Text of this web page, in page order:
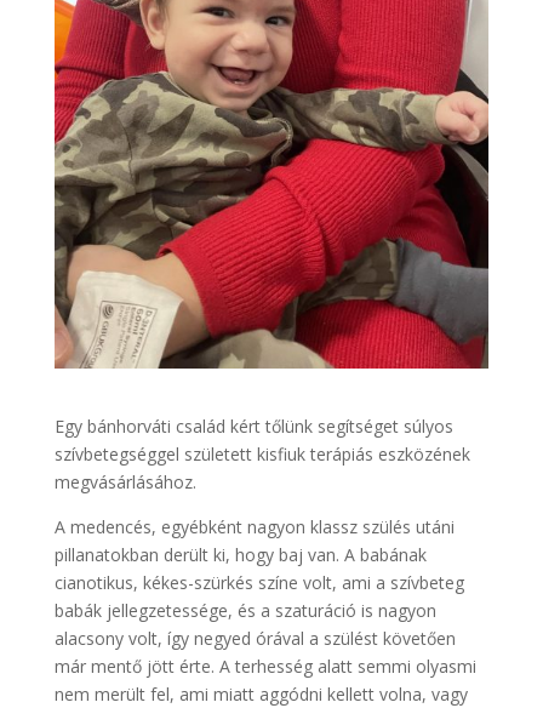
Egy bánhorváti család kért tőlünk segítséget súlyos
szívbetegséggel született kisfiuk terápiás eszközének
megvásárlásához.
A medencés, egyébként nagyon klassz szülés utáni
pillanatokban derült ki, hogy baj van. A babának
cianotikus, kékes-szürkés színe volt, ami a szívbeteg
babák jellegzetessége, és a szaturáció is nagyon
alacsony volt, így negyed órával a szülést követően
már mentő jött érte. A terhesség alatt semmi olyasmi
nem merült fel, ami miatt aggódni kellett volna, vagy